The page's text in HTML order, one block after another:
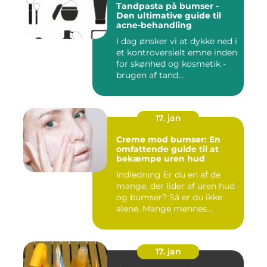
Tandpasta på bumser -
Den ultimative guide til
acne-behandling
I dag ønsker vi at dykke ned i
et kontroversielt emne inden
for skønhed og kosmetik -
brugen af tand...
17. jan
Creme mod bumser: En
omfattende guide til at
bekæmpe uren hud
Indledning Er du en af de
mange, der lider af uren hud
og bumser? Så er du ikke
alene. Mange mennes...
17. jan